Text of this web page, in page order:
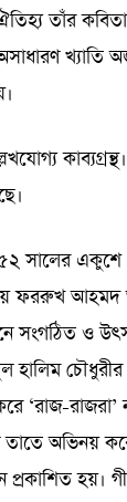
তাঁর
খ্যাতি
একুশে
ফররুখ
সংগঠিত ও
চৌধুরীর
‘রাজ-
তাতে অভিনয়
হয়।